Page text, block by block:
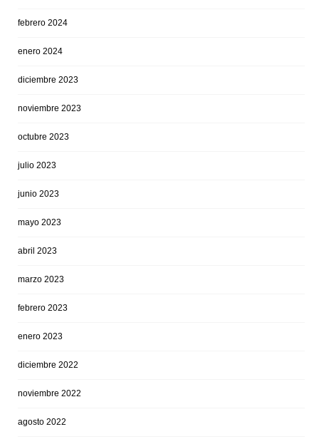
febrero 2024
enero 2024
diciembre 2023
noviembre 2023
octubre 2023
julio 2023
junio 2023
mayo 2023
abril 2023
marzo 2023
febrero 2023
enero 2023
diciembre 2022
noviembre 2022
agosto 2022